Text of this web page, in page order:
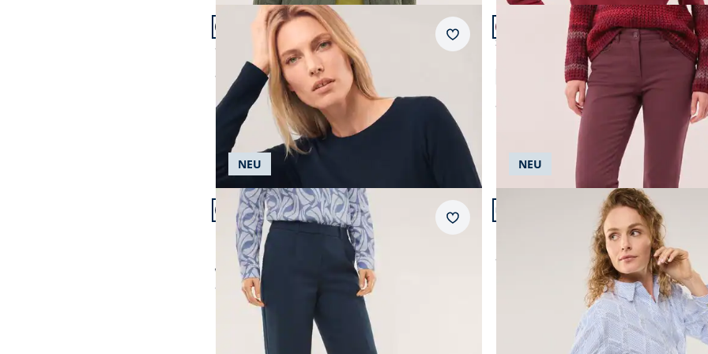
Artikel 19 von 24.
+2
Shirt in Feinstrickoptik
ab
€ 64,99
Merkzettel
Artikel 20 von 24.
Passform Slim Fit.
Slim Fit
Extraglatt Baumwollhose Slim Fit
4,8 (66)
ab
Artikel 22 von 24.
Passform Regular Fit.
NEU
+2
Regular Fit
Marlene Kofferhose
ab € 169,99
ab € 139,99
Merkzettel
Artikel 23 von 24.
NEU
Hemdbluse aus Fransenjacquard
ab